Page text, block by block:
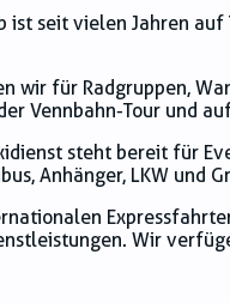
ist seit vielen Jahren
wir für Radgruppen,
Vennbahn-Tour und
steht bereit für
Anhänger, LKW und
Wir